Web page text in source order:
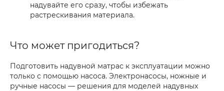
надувайте его сразу, чтобы избежать
растрескивания материала.
Что может пригодиться?
Подготовить надувной матрас к эксплуатации можно
только с помощью насоса. Электронасосы, ножные и
ручные насосы — решения для моделей надувных